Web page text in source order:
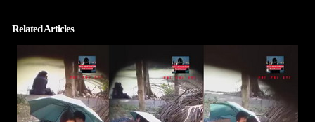
Related Articles